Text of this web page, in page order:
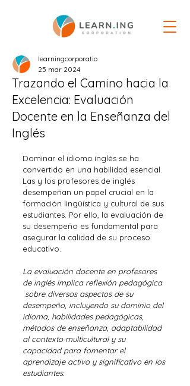
Trazando el Camino hacia la
Excelencia: Evaluación
Docente en la Enseñanza del
Inglés
learningcorporatio
25 mar 2024
Dominar el idioma inglés se ha
convertido en una habilidad esencial.
Las y los profesores de inglés
desempeñan un papel crucial en la
formación lingüística y cultural de sus
estudiantes. Por ello, la evaluación de
su desempeño es fundamental para
asegurar la calidad de su proceso
educativo.
La evaluación docente en profesores
de inglés implica reflexión pedagógica
sobre diversos aspectos de su
desempeño, incluyendo su dominio del
idioma, habilidades pedagógicas,
métodos de enseñanza, adaptabilidad
al contexto multicultural y su
capacidad para fomentar el
aprendizaje activo y significativo en los
estudiantes.